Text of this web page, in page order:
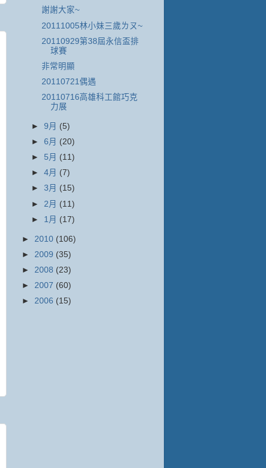
謝謝大家~
20111005林小妹三歲ㄌㄡ~
20110929第38屆永信盃排
球賽
非常明顯
20110721偶遇
20110716高雄科工館巧克
力展
►9月 (5)
►6月 (20)
► 5月 (11)
►4月 (7)
►3月 (15)
► 2月 (11)
► 1月 (17)
► 2010 (106)
► 2009 (35)
► 2008 (23)
► 2007 (60)
► 2006 (15)